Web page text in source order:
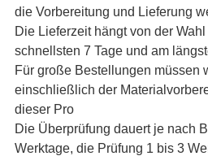
die Vorbereitung und Lieferung
Die Lieferzeit hängt von der
schnellsten 7 Tage und am
Für große Bestellungen müssen
einschließlich der
dieser Pro
Die Überprüfung dauert je nach
Werktage, die Prüfung 1 bis 3